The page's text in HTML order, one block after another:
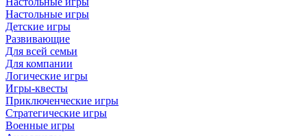
Настольные игры
Детские игры
Развивающие
Для всей семьи
Для компании
Логические игры
Игры-квесты
Приключенческие игры
Стратегические игры
Военные игры